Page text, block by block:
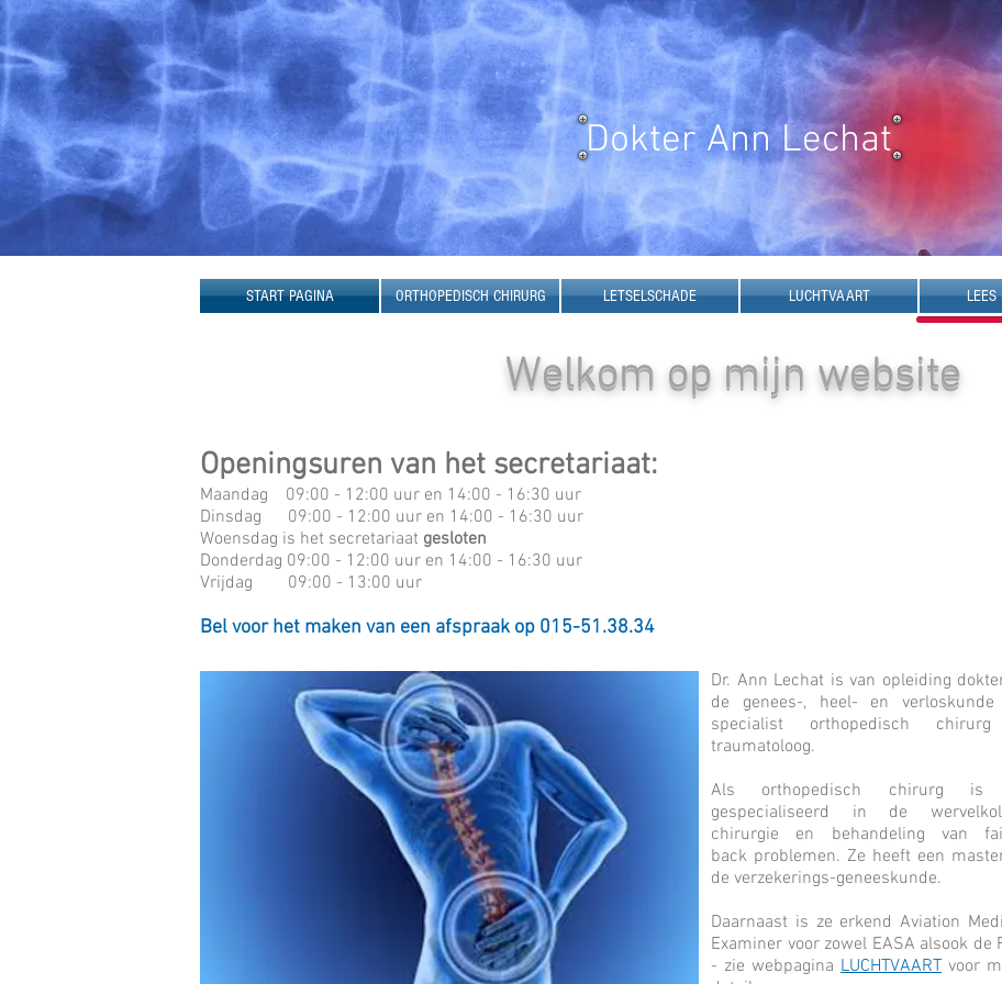
Dokter Ann Lechat
START PAGINA ORTHOPEDISCH CHIRURG LETSELSCHADE LUCHTVAART LEES
Welkom op mijn website
Openingsuren van het secretariaat:
Maandag 09:00 - 12:00 uur en 14:00 - 16:30 uur
Dinsdag 09:00 - 12:00 uur en 14:00 - 16:30 uur
Woensdag is het secretariaat gesloten
Donderdag 09:00 - 12:00 uur en 14:00 - 16:30 uur
Vrijdag 09:00 - 13:00 uur
Bel voor het maken van een afspraak op 015-51.38.34
Dr. Ann Lechat is van opleiding
de genees-, heel- en
specialist orthopedisch
traumatoloog.
Als orthopedisch chirurg is
gespecialiseerd in de
chirurgie en behandeling van
back problemen. Ze heeft een
de verzekerings-geneeskunde.
Daarnaast is ze erkend Aviation
Examiner voor zowel EASA alsook de
- zie webpagina LUCHTVAART voor